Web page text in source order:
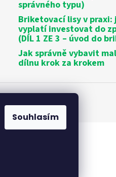
Souhlasím
správného typu)
Briketovací lisy v praxi:
vyplatí investovat do
(DÍL 1 ZE 3 – úvod do
Jak správně vybavit
dílnu krok za krokem